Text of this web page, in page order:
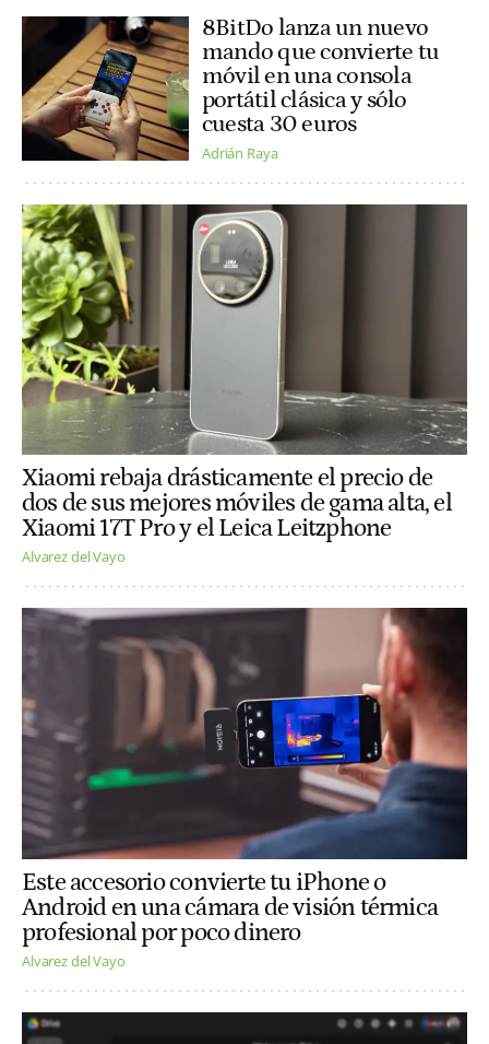
8BitDo lanza un nuevo
mando que convierte tu
móvil en una consola
portátil clásica y sólo
cuesta 30 euros
Adrián Raya
Xiaomi rebaja drásticamente el precio de
dos de sus mejores móviles de gama alta, el
Xiaomi 17T Pro y el Leica Leitzphone
Alvarez del Vayo
Este accesorio convierte tu iPhone o
Android en una cámara de visión térmica
profesional por poco dinero
Alvarez del Vayo